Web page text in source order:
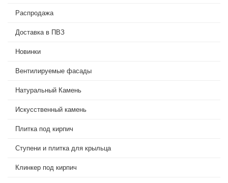
Распродажа
Доставка в ПВЗ
Новинки
Вентилируемые фасады
Натуральный Камень
Искусственный камень
Плитка под кирпич
Ступени и плитка для крыльца
Клинкер под кирпич